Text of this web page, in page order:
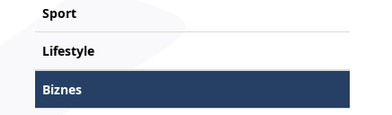
Sport
Lifestyle
Biznes